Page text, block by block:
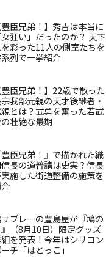
豊臣兄弟！】秀吉は本当に
女狂い」だったのか？ 天下
を彩った11人の側室たちを
列で一挙紹介
豊臣兄弟！】22歳で散った
我部元親の天才後継者・
とは？武勇を奮った若武
壮絶な最期
豊臣兄弟！』で描かれた織
長の道普請は史実？信長
施した街道整備の施策を
ブレーの豊島屋が『鳩の
』（8月10日）限定グッズ
を発表！今年はシリコン
チ「はとっこ」